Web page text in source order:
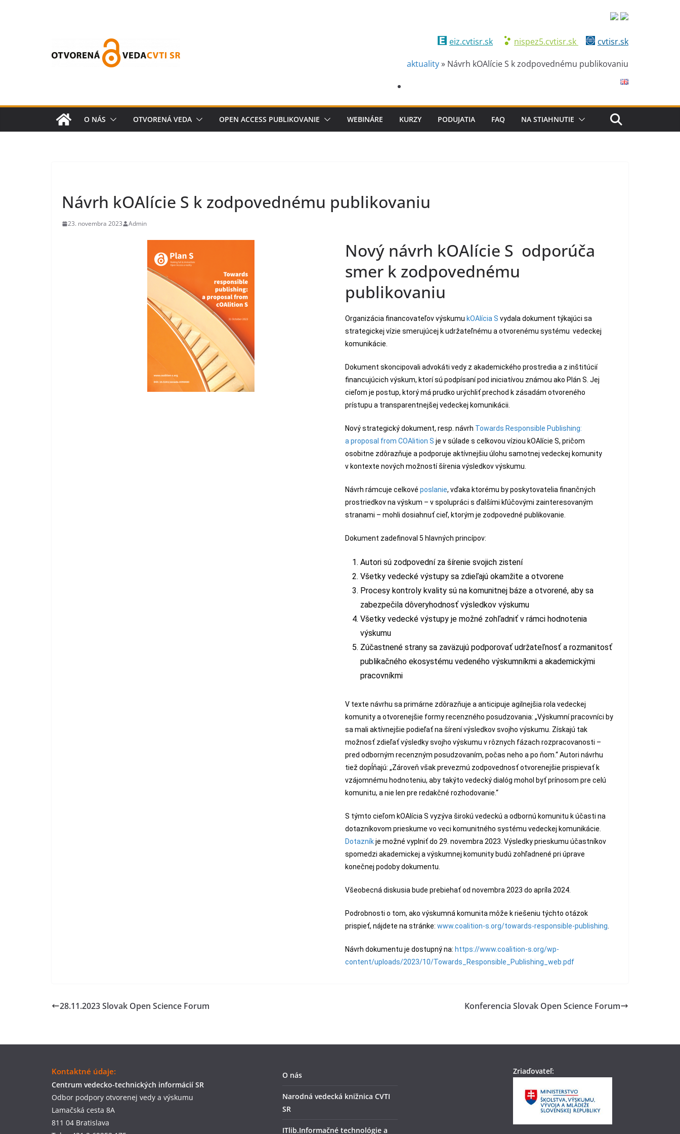
eiz.cvtisr.sk nispez5.cvtisr.sk
cvtisr.sk
aktuality» Návrh kOAlície S k zodpovednému publikovaniu
O NÁS OTVORENÁ VEDA OPEN ACCESS PUBLIKOVANIE WEBINÁRE KURZY PODUJATIA FAQ NA STIAHNUTIE
Návrh kOAlície S k zodpovednému publikovaniu
23. novembra 2023 Admin
Nový návrh kOAlície S odporúča
smer k zodpovednému
publikovaniu
Organizácia financovateľov výskumu kOAlícia S vydala dokument týkajúci sa
strategickej vízie smerujúcej k udržateľnému a otvorenému systému vedeckej
komunikácie.
Dokument skoncipovali advokáti vedy z akademického prostredia a z inštitúcií
financujúcich výskum, ktorí sú podpísaní pod iniciatívou známou ako Plán S. Jej
cieľom je postup, ktorý má prudko urýchliť prechod k zásadám otvoreného
prístupu a transparentnejšej vedeckej komunikácii.
Nový strategický dokument, resp. návrh Towards Responsible Publishing:
a proposal from COAlition S je v súlade s celkovou víziou kOAlície S, pričom
osobitne zdôrazňuje a podporuje aktívnejšiu úlohu samotnej vedeckej komunity
v kontexte nových možností šírenia výsledkov výskumu.
Návrh rámcuje celkové poslanie, vďaka ktorému by poskytovatelia finančných
prostriedkov na výskum – v spolupráci s ďalšími kľúčovými zainteresovaným
stranami – mohli dosiahnuť cieľ, ktorým je zodpovedné publikovanie.
Dokument zadefinoval 5 hlavných princípov:
Autori sú zodpovední za šírenie svojich zistení
Všetky vedecké výstupy sa zdieľajú okamžite a otvorene
Procesy kontroly kvality sú na komunitnej báze a otvorené, aby sa
zabezpečila dôveryhodnosť výsledkov výskumu
Všetky vedecké výstupy je možné zohľadniť v rámci hodnotenia
výskumu
Zúčastnené strany sa zaväzujú podporovať udržateľnosť a rozmanitosť
publikačného ekosystému vedeného výskumníkmi a akademickými
pracovníkmi
V texte návrhu sa primárne zdôrazňuje a anticipuje agilnejšia rola vedeckej
komunity a otvorenejšie formy recenzného posudzovania: „Výskumní pracovníci by
sa mali aktívnejšie podieľať na šírení výsledkov svojho výskumu. Získajú tak
možnosť zdieľať výsledky svojho výskumu v rôznych fázach rozpracovanosti –
pred odborným recenzným posudzovaním, počas neho a po ňom.“ Autori návrhu
tiež dopĺňajú: „Zároveň však prevezmú zodpovednosť otvorenejšie prispievať k
vzájomnému hodnoteniu, aby takýto vedecký dialóg mohol byť prínosom pre celú
komunitu, a nie len pre redakčné rozhodovanie.“
S týmto cieľom kOAlícia S vyzýva širokú vedeckú a odbornú komunitu k účasti na
dotazníkovom prieskume vo veci komunitného systému vedeckej komunikácie.
Dotazníkje možné vyplniť do 29. novembra 2023. Výsledky prieskumu účastníkov
spomedzi akademickej a výskumnej komunity budú zohľadnené pri úprave
konečnej podoby dokumentu.
Všeobecná diskusia bude prebiehať od novembra 2023 do apríla 2024.
Podrobnosti o tom, ako výskumná komunita môže k riešeniu týchto otázok
prispieť, nájdete na stránke: www.coalition-s.org/towards-responsible-publishing
Návrh dokumentu je dostupný na: https://www.coalition-s.org/wp-
content/uploads/2023/10/Towards_Responsible_Publishing_web.pdf
28.11.2023 Slovak Open Science Forum Konferencia Slovak Open Science Forum
Kontaktné údaje:
Centrum vedecko-technických informácií SR
Odbor podpory otvorenej vedy a výskumu
Lamačská cesta 8A
811 04 Bratislava
O nás
Narodná vedecká knižnica CVTI
SR
ITlib.Informačné technológie a
Zriaďovateľ: